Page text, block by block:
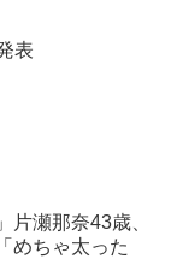
表
片瀬那奈43歳、
めちゃ太った